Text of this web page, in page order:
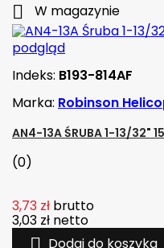
 W magazynie
podgląd
Indeks: B193-814AF
Marka: Robinson
AN4-13A ŚRUBA 1-13/32"
(0)
3,73 zł brutto
3,03 zł netto
Dodaj do koszyka